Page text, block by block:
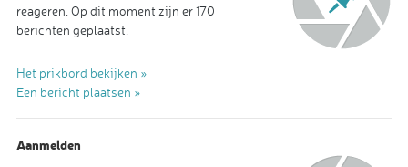
reageren. Op dit moment zijn er 170
berichten geplaatst.
Het prikbord bekijken »
Een bericht plaatsen »
Aanmelden